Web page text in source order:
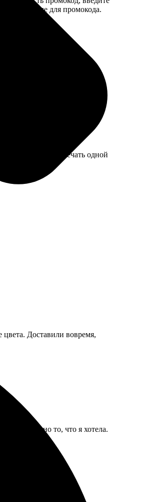
поле для промокода.
делать пробную печать одной
цвета. Доставили вовремя,
именно то, что я хотела.